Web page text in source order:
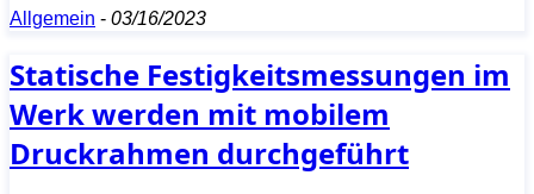
Allgemein - 03/16/2023
Statische Festigkeitsmessungen im
Werk werden mit mobilem
Druckrahmen durchgeführt